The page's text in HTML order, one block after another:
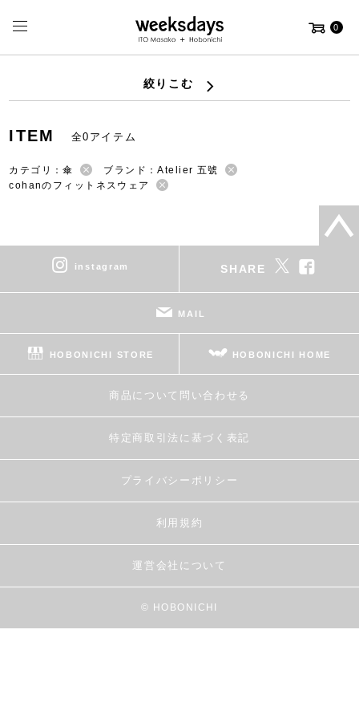
0
絞りこむ
ITEM 全0アイテム
カテゴリ：傘
ブランド：Atelier 五號
cohanのフィットネスウェア
instagram SHARE
MAIL
HOBONICHI STORE HOBONICHI HOME
商品について問い合わせる
特定商取引法に基づく表記
プライバシーポリシー
利用規約
運営会社について
© HOBONICHI